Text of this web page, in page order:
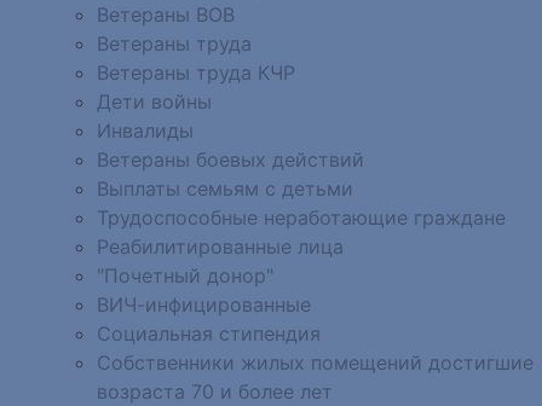
Ветераны ВОВ
Ветераны труда
Ветераны труда КЧР
Дети войны
Инвалиды
Ветераны боевых действий
Выплаты семьям с детьми
Трудоспособные неработающие граждане
Реабилитированные лица
"Почетный донор"
ВИЧ-инфицированные
Социальная стипендия
Собственники жилых помещений достигшие
возраста 70 и более лет